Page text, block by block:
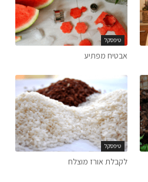
טיפסקל
אבטיח מפתיע
טיפסקל
לקבלת אורז מוצלח